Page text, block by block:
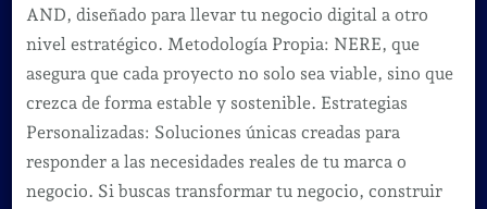
AND, diseñado para llevar tu negocio digital a otro
nivel estratégico. Metodología Propia: NERE, que
asegura que cada proyecto no solo sea viable, sino que
crezca de forma estable y sostenible. Estrategias
Personalizadas: Soluciones únicas creadas para
responder a las necesidades reales de tu marca o
negocio. Si buscas transformar tu negocio, construir